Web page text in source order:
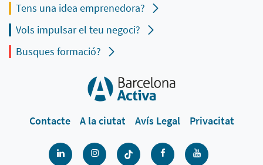
Tens una idea emprenedora?
Vols impulsar el teu negoci?
Busques formació?
Contacte A la ciutat Avís Legal Privacitat